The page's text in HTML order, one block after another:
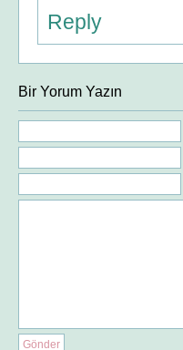
Reply
Bir Yorum Yazın